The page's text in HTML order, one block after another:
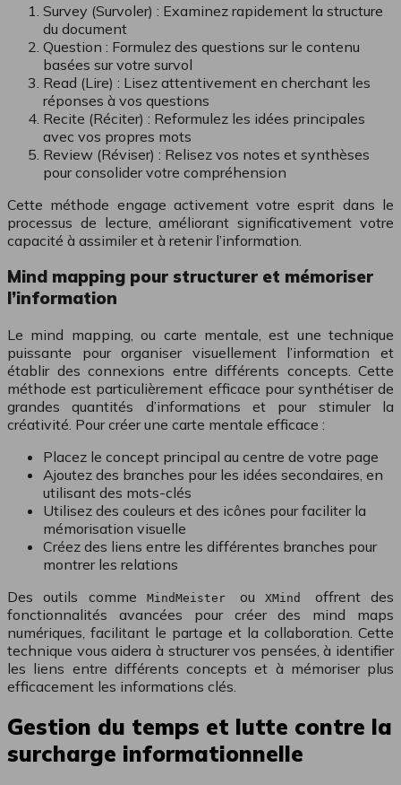
Survey (Survoler) : Examinez rapidement la structure
du document
Question : Formulez des questions sur le contenu
basées sur votre survol
Read (Lire) : Lisez attentivement en cherchant les
réponses à vos questions
Recite (Réciter) : Reformulez les idées principales
avec vos propres mots
Review (Réviser) : Relisez vos notes et synthèses
pour consolider votre compréhension
Cette méthode engage activement votre esprit dans le
processus de lecture, améliorant significativement votre
capacité à assimiler et à retenir l’information.
Mind mapping pour structurer et mémoriser
l’information
Le mind mapping, ou carte mentale, est une technique
puissante pour organiser visuellement l’information et
établir des connexions entre différents concepts. Cette
méthode est particulièrement efficace pour synthétiser de
grandes quantités d’informations et pour stimuler la
créativité. Pour créer une carte mentale efficace :
Placez le concept principal au centre de votre page
Ajoutez des branches pour les idées secondaires, en
utilisant des mots-clés
Utilisez des couleurs et des icônes pour faciliter la
mémorisation visuelle
Créez des liens entre les différentes branches pour
montrer les relations
Des outils commeMindMeister ouXMind offrent des
fonctionnalités avancées pour créer des mind maps
numériques, facilitant le partage et la collaboration. Cette
technique vous aidera à structurer vos pensées, à identifier
les liens entre différents concepts et à mémoriser plus
efficacement les informations clés.
Gestion du temps et lutte contre la
surcharge informationnelle